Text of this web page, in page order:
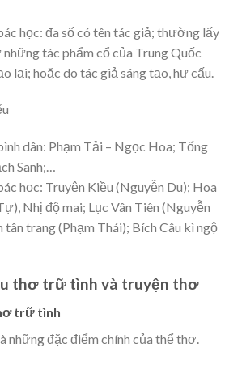
học: đa số có tên tác giả; thường lấy
tác phẩm cổ của Trung Quốc
lại; hoặc do tác giả sáng tạo, hư cấu.
dân: Phạm Tải – Ngọc Hoa; Tống
Sanh;…
học: Truyện Kiều (Nguyễn Du); Hoa
Nhị độ mai; Lục Vân Tiên (Nguyễn
tân trang (Phạm Thái); Bích Câu kì ngộ
thơ trữ tình và truyện thơ
trữ tình
những đặc điểm chính của thể thơ.